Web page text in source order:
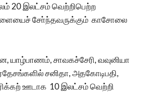
20 இலட்சம் வெற்றிபெற்ற
சோ்ந்தவருக்கும் காசோலை
யாழ்பாணம், சாவகச்சேரி, வவுனியா
சனிதா, அதகோடிபதி,
ஊடாக 10 இலட்சம் வெற்றி